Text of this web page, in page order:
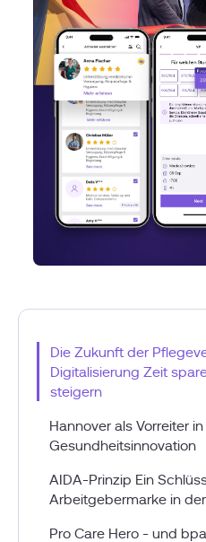
Die Zukunft der
Digitalisierung Zeit
steigern
Hannover als Vorreiter
Gesundheitsinnovation
AIDA-Prinzip Ein
Arbeitgebermarke in
Pro Care Hero - und